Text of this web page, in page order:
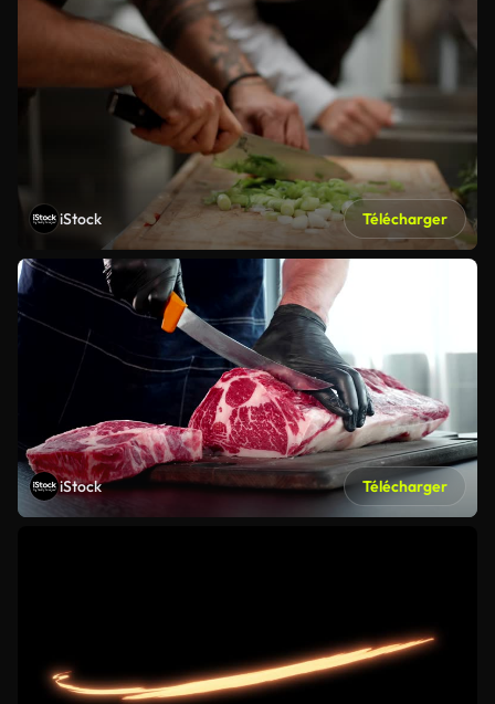
iStock Télécharger
iStock Télécharger